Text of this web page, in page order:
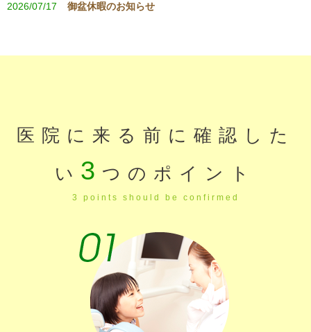
2026/07/17 御盆休暇のお知らせ
6月矯正歯科の診療日について
5月矯正歯科の診療日について
5月の休診日のお知らせ
医院に来る前に確認した
い 3 つのポイント
3 points should be confirmed